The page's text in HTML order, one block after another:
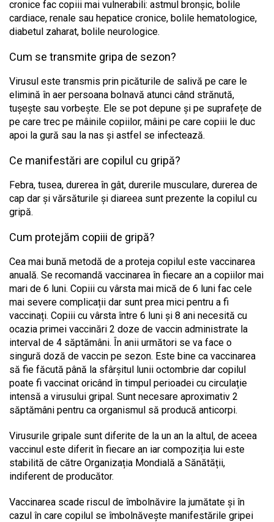
cronice fac copiii mai vulnerabili: astmul bronșic, bolile
cardiace, renale sau hepatice cronice, bolile hematologice,
diabetul zaharat, bolile neurologice.
Cum se transmite gripa de sezon?
Virusul este transmis prin picăturile de salivă pe care le
elimină în aer persoana bolnavă atunci când strănută,
tușește sau vorbește. Ele se pot depune și pe suprafețe de
pe care trec pe mâinile copiilor, mâini pe care copiii le duc
apoi la gură sau la nas și astfel se infectează.
Ce manifestări are copilul cu gripă?
Febra, tusea, durerea în gât, durerile musculare, durerea de
cap dar și vărsăturile și diareea sunt prezente la copilul cu
gripă.
Cum protejăm copiii de gripă?
Cea mai bună metodă de a proteja copilul este vaccinarea
anuală. Se recomandă vaccinarea în fiecare an a copiilor mai
mari de 6 luni. Copiii cu vârsta mai mică de 6 luni fac cele
mai severe complicații dar sunt prea mici pentru a fi
vaccinați. Copiii cu vârsta între 6 luni și 8 ani necesită cu
ocazia primei vaccinări 2 doze de vaccin administrate la
interval de 4 săptămâni. În anii următori se va face o
singură doză de vaccin pe sezon. Este bine ca vaccinarea
să fie făcută până la sfârșitul lunii octombrie dar copilul
poate fi vaccinat oricând în timpul perioadei cu circulație
intensă a virusului gripal. Sunt necesare aproximativ 2
săptămâni pentru ca organismul să producă anticorpi.
Virusurile gripale sunt diferite de la un an la altul, de aceea
vaccinul este diferit în fiecare an iar compoziția lui este
stabilită de către Organizația Mondială a Sănătății,
indiferent de producător.
Vaccinarea scade riscul de îmbolnăvire la jumătate și în
cazul în care copilul se îmbolnăvește manifestările gripei